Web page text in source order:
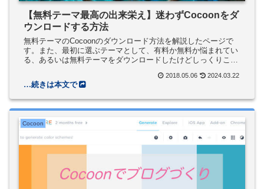
【無料テーマ最高の出来栄え】迷わずCocoonをダ
ウンロードする方法
無料テーマのCocoonのダウンロード方法を解説したページで
す。また、最初に選ぶテーマとして、有料か無料か悩まれてい
る、あるいは無料テーマをダウンロードしたけどしっくりこな
もらう、ことについても書いています。注意点として必ず親テ
ーマと一緒に子テーマもダウンロードして、子テーマを利用す
るようにしてください。
2018.05.06 2024.03.22
Cocoon